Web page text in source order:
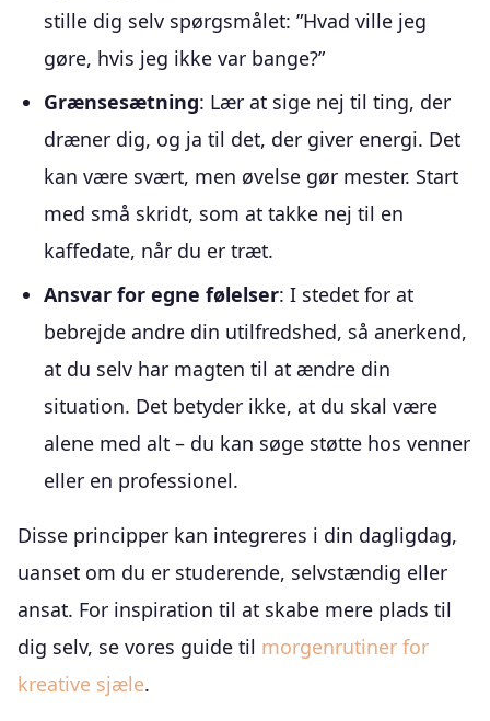
stille dig selv spørgsmålet: ”Hvad ville jeg
gøre, hvis jeg ikke var bange?”
Grænsesætning: Lær at sige nej til ting, der
dræner dig, og ja til det, der giver energi. Det
kan være svært, men øvelse gør mester. Start
med små skridt, som at takke nej til en
kaffedate, når du er træt.
Ansvar for egne følelser: I stedet for at
bebrejde andre din utilfredshed, så anerkend,
at du selv har magten til at ændre din
situation. Det betyder ikke, at du skal være
alene med alt – du kan søge støtte hos venner
eller en professionel.
Disse principper kan integreres i din dagligdag,
uanset om du er studerende, selvstændig eller
ansat. For inspiration til at skabe mere plads til
dig selv, se vores guide til morgenrutiner for
kreative sjæle.